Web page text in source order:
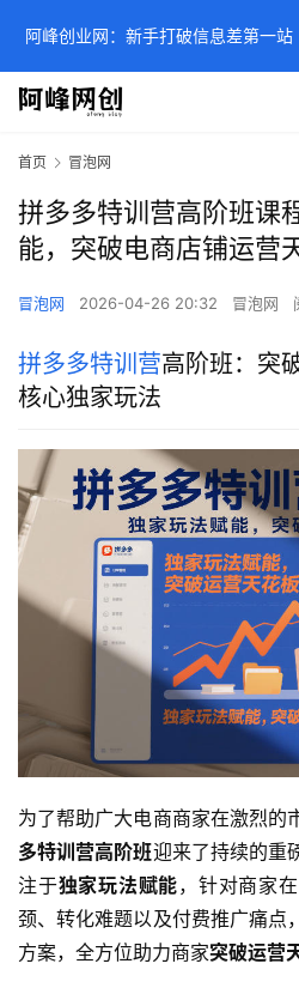
首页 冒泡网
拼多多特训营高阶班课
能，突破电商店铺运营
冒泡网 2026-04-26 20:32 冒泡网
拼多多特训营高阶班：突
核心独家玩法
为了帮助广大电商商家在激烈的
多特训营高阶班迎来了持续的重
注于独家玩法赋能，针对商家
颈、转化难题以及付费推广痛点
方案，全方位助力商家突破运营
阿峰创业网：新手打破信息差第一站